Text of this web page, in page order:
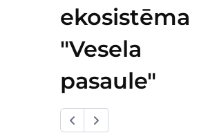
ekosistēma
"Vesela
pasaule"